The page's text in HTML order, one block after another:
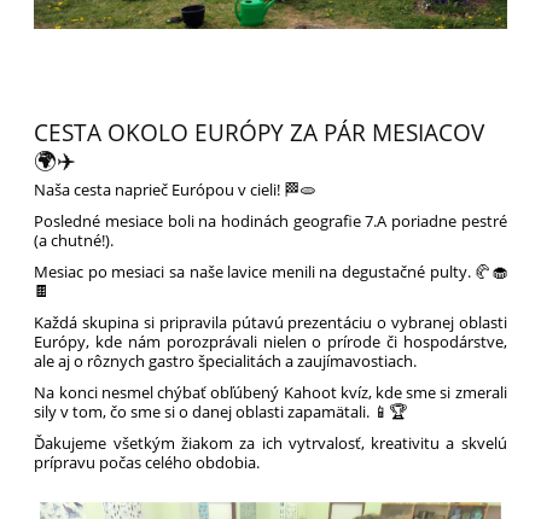
CESTA OKOLO EURÓPY ZA PÁR MESIACOV
🌍✈️
Naša cesta naprieč Európou v cieli! 🏁🫓
Posledné mesiace boli na hodinách geografie 7.A poriadne pestré
(a chutné!).
Mesiac po mesiaci sa naše lavice menili na degustačné pulty. 🥐🧁
🍫
Každá skupina si pripravila pútavú prezentáciu o vybranej oblasti
Európy, kde nám porozprávali nielen o prírode či hospodárstve,
ale aj o rôznych gastro špecialitách a zaujímavostiach.
Na konci nesmel chýbať obľúbený Kahoot kvíz, kde sme si zmerali
sily v tom, čo sme si o danej oblasti zapamätali. 📱🏆
Ďakujeme všetkým žiakom za ich vytrvalosť, kreativitu a skvelú
prípravu počas celého obdobia.